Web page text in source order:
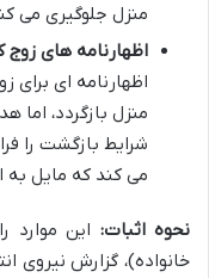
منزل جلوگیری می
اظهارنامه های
اظهارنامه ای برای
منزل بازگردد،
شرایط بازگشت را
می کند که مایل به
نحوه اثبات: این موارد
خانواده)، گزارش نیروی